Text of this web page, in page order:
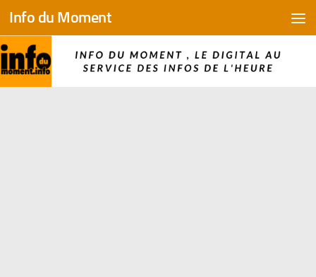
Skip to content
Info du Moment